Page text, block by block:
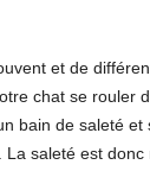
et de
chat se rouler
bain de saleté et
La saleté est